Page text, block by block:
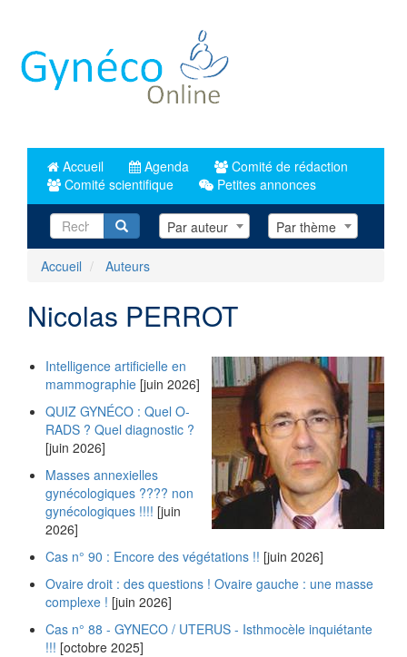
principal
Accueil Agenda
Comité de rédaction
Comité scientifique
Petites annonces
RecherchePar auteur Par thème
Accueil Auteurs
Nicolas PERROT
Intelligence artificielle en
mammographie [juin 2026]
QUIZ GYNÉCO : Quel O-
RADS ? Quel diagnostic ?
[juin 2026]
Masses annexielles
gynécologiques ???? non
gynécologiques !!!! [juin
2026]
Cas n° 90 : Encore des végétations !! [juin 2026]
Ovaire droit : des questions ! Ovaire gauche : une masse
complexe ! [juin 2026]
Cas n° 88 - GYNECO / UTERUS - Isthmocèle inquiétante
!!! [octobre 2025]